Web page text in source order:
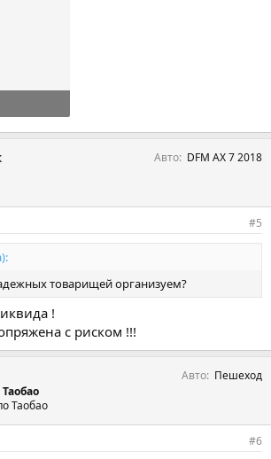
469
Авто DFM AX 7 2018
#5
товарищей организуем?
!
с риском !!!
Авто Пешеход
#6